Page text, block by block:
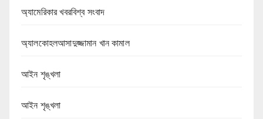
অ্যামেরিকার খবরবিশ্ব সংবাদ
অ্যালকোহলআসাদুজ্জামান খান কামাল
আইন শৃঙ্খলা
আইন শৃঙ্খলা